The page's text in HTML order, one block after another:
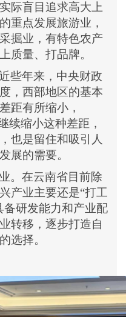
际盲目追求高大上
重点发展旅游业，
掘业，有特色农产
质量、打品牌。
些年来，中央财政
，西部地区的基本
距有所缩小，
续缩小这种差距，
也是留住和吸引人
展的需要。
。在云南省目前除
产业主要还是“打工
备研发能力和产业配
转移，逐步打造自
选择。